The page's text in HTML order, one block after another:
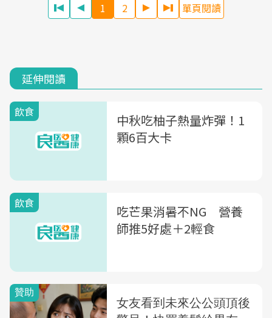
1 2 單頁閱讀
延伸閱讀
飲食
中秋吃柚子熱量炸彈！1
顆6百大卡
飲食
吃芒果消暑不NG 營養
師推5好處＋2輕食